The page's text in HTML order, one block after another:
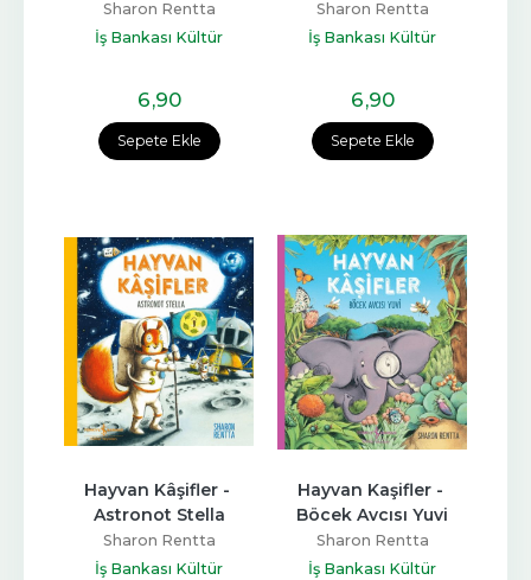
Sepete Ekle
Sharon Rentta
İş Bankası Kültür
6,90
Sepete Ekle
Sharon Rentta
İş Bankası Kültür
6,90
Hayvan Kâşifler -
Astronot Stella
Sharon Rentta
İş Bankası Kültür
Hayvan Kaşifler -
Böcek Avcısı Yuvi
Sharon Rentta
İş Bankası Kültür